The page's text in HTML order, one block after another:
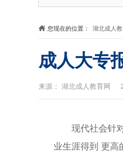
您现在的位置： 湖北成人教
成人大专
来源： 湖北成人教育网
现代社会针对
业生涯得到 更高